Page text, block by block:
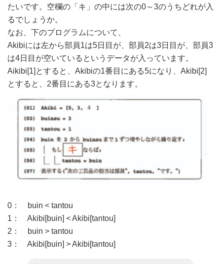
たいです。空欄の「キ」の中には次の0～3のうちどれが入
るでしょうか。
なお、下のプログラムについて、
Akibiには左から部員1は5日目が、部員2は3日目が、部員3
は4日目が空いているというデータが入っています。
Aikibi[1]とすると、Akibiの1番目にある5になり、Akibi[2]
とすると、2番目にある3となります。
0： buin < tantou
1： Akibi[buin] < Akibi[tantou]
2： buin > tantou
3： Akibi[buin] > Akibi[tantou]